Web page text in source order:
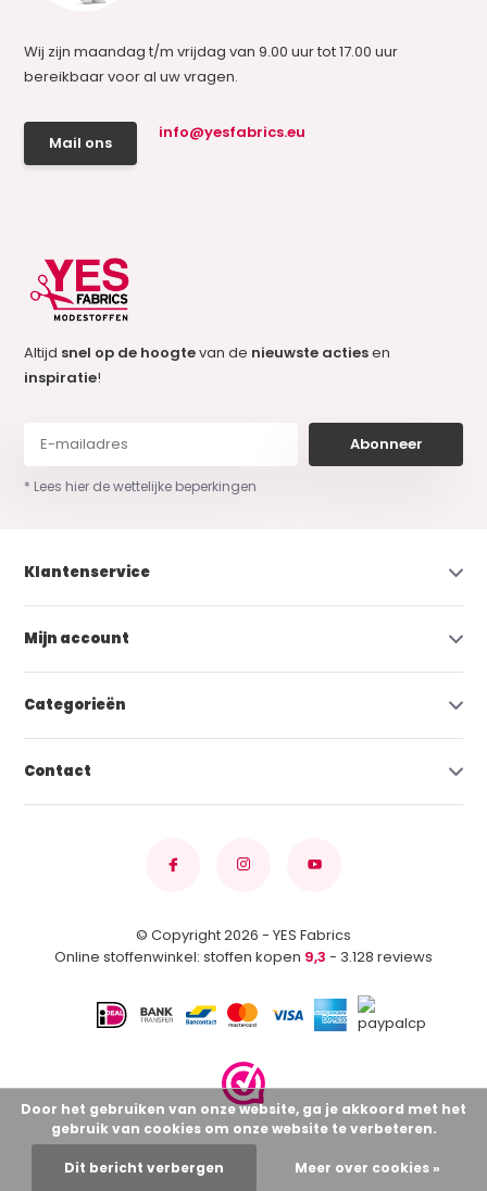
Wij zijn maandag t/m vrijdag van 9.00 uur tot 17.00 uur
bereikbaar voor al uw vragen.
Mail ons
info@yesfabrics.eu
Altijd snel op de hoogtevan de nieuwste actiesen
inspiratie!
Abonneer
* Lees hier de wettelijke beperkingen
Klantenservice
Mijn account
Categorieën
Contact
© Copyright 2026 - YES Fabrics
Online stoffenwinkel: stoffen kopen 9,3 - 3.128 reviews
Door het gebruiken van onze website, ga je akkoord met het
gebruik van cookies om onze website te verbeteren.
Dit bericht verbergen Meer over cookies »